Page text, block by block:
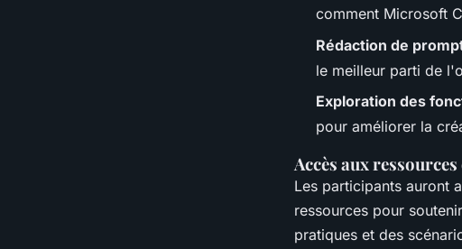
comment Microsoft
Rédaction de
le meilleur parti de
Exploration des
pour améliorer la
Accès aux
Les participants auront
ressources pour
pratiques et des